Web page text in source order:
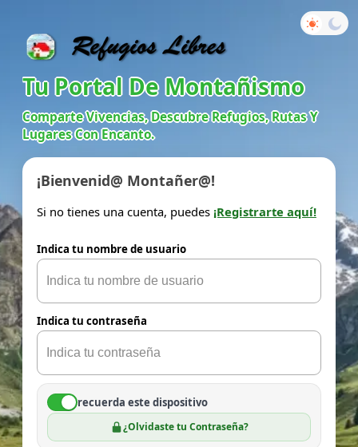
Tu Portal De Montañismo
Comparte Vivencias, Descubre Refugios, Rutas Y
Lugares Con Encanto.
¡Bienvenid@ Montañer@!
Si no tienes una cuenta, puedes ¡Registrarte aquí!
Indica tu nombre de usuario
Indica tu contraseña
recuerda este dispositivo
¿Olvidaste tu Contraseña?